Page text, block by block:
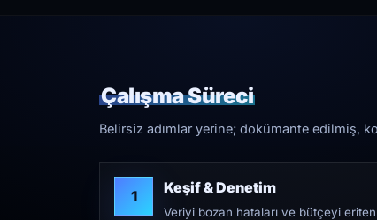
Çalışma Süreci
Belirsiz adımlar yerine; dokümante edilmiş,
1 Keşif & Denetim
Veriyi bozan hataları ve bütçeyi